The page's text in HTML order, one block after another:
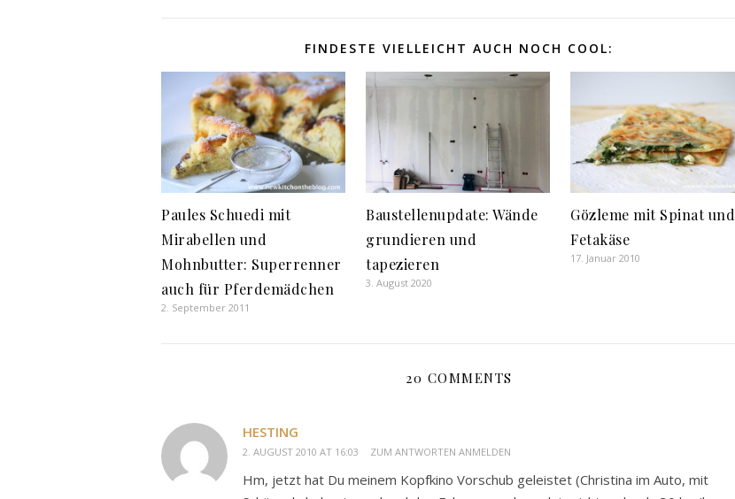
FINDESTE VIELLEICHT AUCH NOCH COOL:
Paules Schuedi mit
Mirabellen und
Mohnbutter: Superrenner
auch für Pferdemädchen
2. September 2011
Baustellenupdate: Wände
grundieren und
tapezieren
3. August 2020
Gözleme mit Spinat und
Fetakäse
17. Januar 2010
20 COMMENTS
HESTING
2. AUGUST 2010 AT 16:03 ZUM ANTWORTEN ANMELDEN
Hm, jetzt hat Du meinem Kopfkino Vorschub geleistet (Christina im Auto, mit